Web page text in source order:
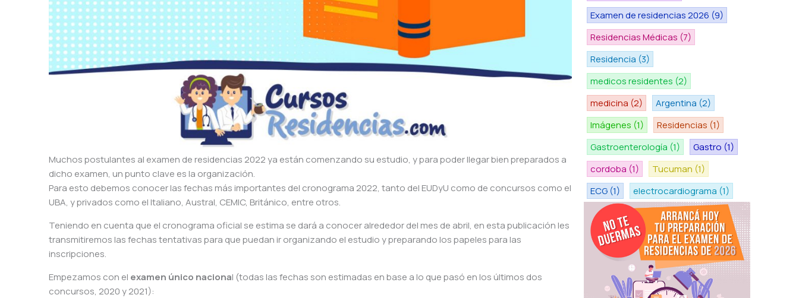
Muchos postulantes al examen de residencias 2022 ya están comenzando su estudio, y para poder llegar bien preparados a
dicho examen, un punto clave es la organización.
Para esto debemos conocer las fechas más importantes del cronograma 2022, tanto del EUDyU como de concursos como el
UBA, y privados como el Italiano, Austral, CEMIC, Británico, entre otros.
Teniendo en cuenta que el cronograma oficial se estima se dará a conocer alrededor del mes de abril, en esta publicación les
transmitiremos las fechas tentativas para que puedan ir organizando el estudio y preparando los papeles para las
inscripciones.
Empezamos con el examen único nacional (todas las fechas son estimadas en base a lo que pasó en los últimos dos
concursos, 2020 y 2021):
Examen de residencias 2026 (9)
Residencias Médicas (7)
Residencia (3)
medicos residentes (2)
medicina (2) Argentina (2)
Imágenes (1) Residencias (1)
Gastroenterología (1) Gastro (1)
cordoba (1) Tucuman (1)
ECG (1) electrocardiograma (1)